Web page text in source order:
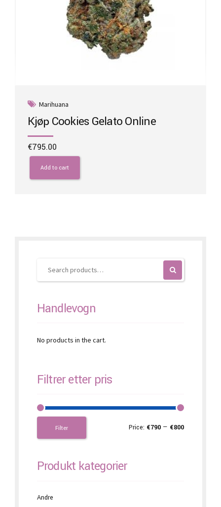
Marihuana
Kjøp Cookies Gelato Online
€795.00
Add to cart
Handlevogn
No products in the cart.
Filtrer etter pris
Filter Price: €790 — €800
Produkt kategorier
Andre